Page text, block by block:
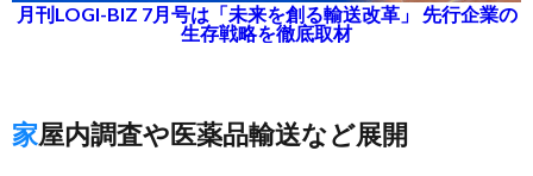
月刊LOGI-BIZ 7月号は「未来を創る輸送改革」 先行企業の
生存戦略を徹底取材
家屋内調査や医薬品輸送など展開